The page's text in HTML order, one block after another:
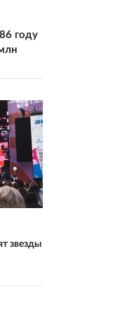
году
звезды